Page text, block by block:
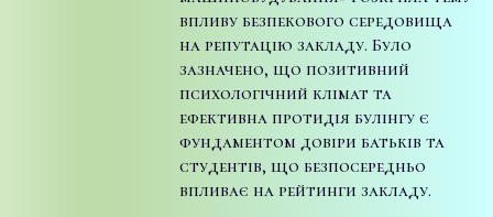
впливу безпекового середовища
на репутацію закладу. Було
зазначено, що позитивний
психологічний клімат та
ефективна протидія булінгу є
фундаментом довіри батьків та
студентів, що безпосередньо
впливає на рейтинги закладу.